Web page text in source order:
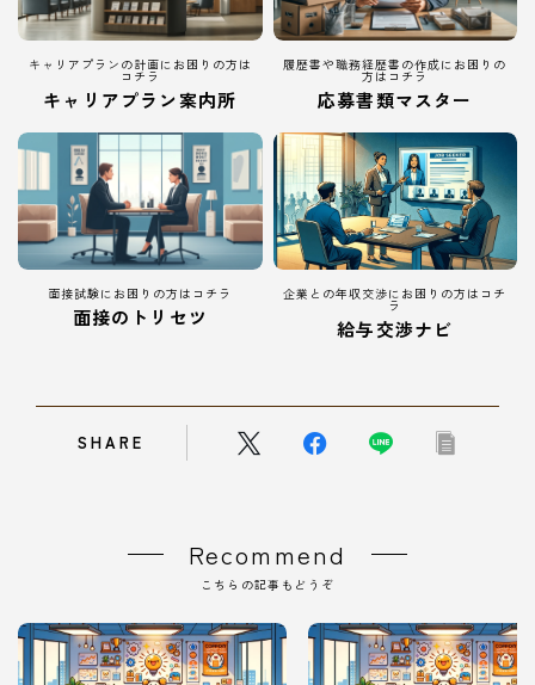
キャリアプランの計画にお困りの方は
コチラ
キャリアプラン案内所
履歴書や職務経歴書の作成にお困りの
方はコチラ
応募書類マスター
面接試験にお困りの方はコチラ
面接のトリセツ
企業との年収交渉にお困りの方はコチ
ラ
給与交渉ナビ
SHARE
Recommend
こちらの記事もどうぞ